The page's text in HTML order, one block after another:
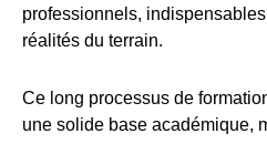
professionnels,
réalités du terrain.
Ce long processus de
une solide base académique,